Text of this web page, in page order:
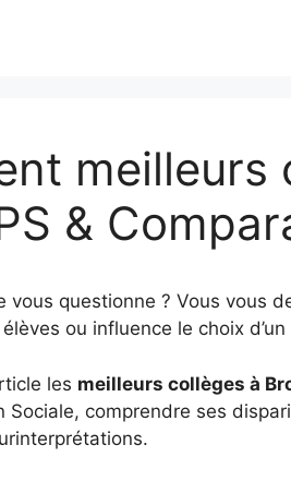
meilleurs
&
vous questionne ? Vous vous
ou influence le choix d’un
les meilleurs collèges à
Sociale, comprendre ses